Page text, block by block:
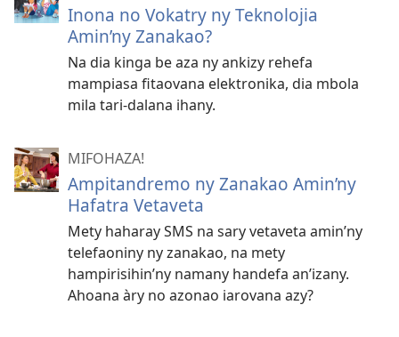
Inona no Vokatry ny Teknolojia
Amin’ny Zanakao?
Na dia kinga be aza ny ankizy rehefa
mampiasa fitaovana elektronika, dia mbola
mila tari-dalana ihany.
MIFOHAZA!
Ampitandremo ny Zanakao Amin’ny
Hafatra Vetaveta
Mety haharay SMS na sary vetaveta amin’ny
telefaoniny ny zanakao, na mety
hampirisihin’ny namany handefa an’izany.
Ahoana àry no azonao iarovana azy?